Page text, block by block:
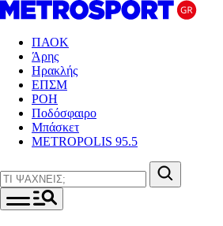
ΠΑΟΚ
Άρης
Ηρακλής
ΕΠΣΜ
ΡΟΗ
Ποδόσφαιρο
Μπάσκετ
METROPOLIS 95.5